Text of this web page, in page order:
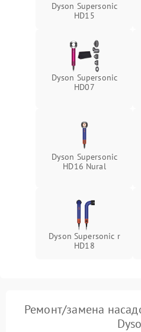
Dyson Supersonic
HD15
Dyson Supersonic
HD07
Dyson Supersonic
HD16 Nural
Dyson Supersonic r
HD18
Ремонт/замена